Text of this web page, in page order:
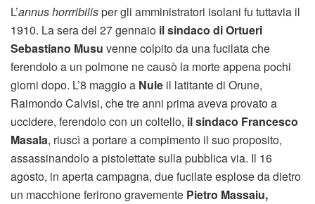
L’annus horrribilisper gli amministratori isolani fu tuttavia il
1910. La sera del 27 gennaio il sindaco di Ortueri
Sebastiano Musu venne colpito da una fucilata che
ferendolo a un polmone ne causò la morte appena pochi
giorni dopo. L’8 maggio a Nule il latitante di Orune,
Raimondo Calvisi, che tre anni prima aveva provato a
uccidere, ferendolo con un coltello, il sindaco Francesco
Masala, riuscì a portare a compimento il suo proposito,
assassinandolo a pistolettate sulla pubblica via. Il 16
agosto, in aperta campagna, due fucilate esplose da dietro
un macchione ferirono gravemente Pietro Massaiu,